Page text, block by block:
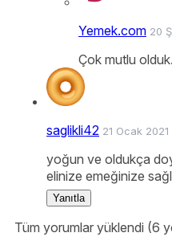
Yemek.com 20
Çok mutlu
saglikli42 21 Ocak 2021
yoğun ve oldukça
elinize emeğinize
Yanıtla
Tüm yorumlar yüklendi (6